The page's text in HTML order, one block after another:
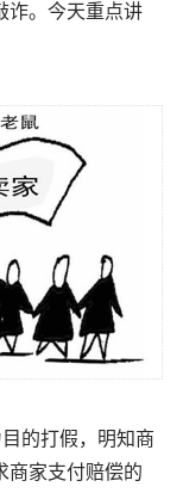
诈。今天重点讲
的打假，明知商
商家支付赔偿的